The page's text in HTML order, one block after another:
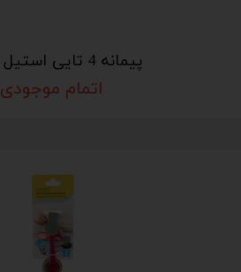
پیمانه 4 تایی استیل چینی
اتمام موجودی